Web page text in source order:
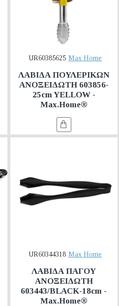
UR60385625 Max Home
ΛΑΒΙΔΑ ΠΟΥΛΕΡΙΚΩΝ
ΑΝΟΞΕΙΔΩΤΗ 603856-
25cm YELLOW -
Max.Home®
UR60344318 Max Home
ΛΑΒΙΔΑ ΠΑΓΟΥ
ΑΝΟΞΕΙΔΩΤΗ
603443/BLACK-18cm -
Max.Home®